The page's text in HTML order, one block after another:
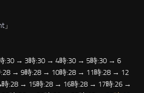
」
:30 → 3時:30 → 4時:30 → 5時:30 → 6
→ 9時:28 → 10時:28 → 11時:28 → 12
:28 → 15時:28 → 16時:28 → 17時:26 →